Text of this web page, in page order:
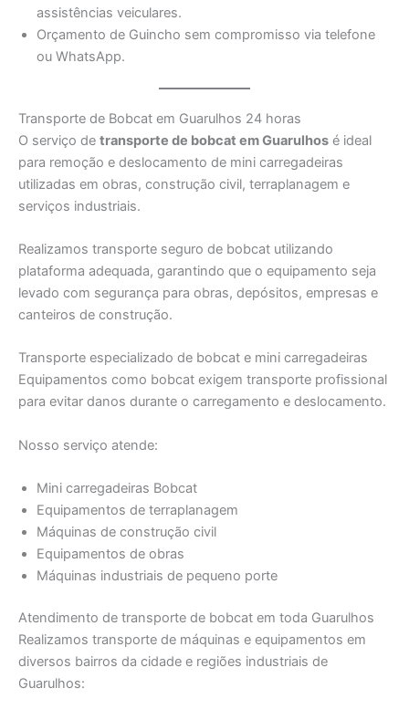
assistências veiculares.
Orçamento de Guincho sem compromisso via telefone
ou WhatsApp.
Transporte de Bobcat em Guarulhos 24 horas
O serviço de transporte de bobcat em Guarulhos é ideal
para remoção e deslocamento de mini carregadeiras
utilizadas em obras, construção civil, terraplanagem e
serviços industriais.
Realizamos transporte seguro de bobcat utilizando
plataforma adequada, garantindo que o equipamento seja
levado com segurança para obras, depósitos, empresas e
canteiros de construção.
Transporte especializado de bobcat e mini carregadeiras
Equipamentos como bobcat exigem transporte profissional
para evitar danos durante o carregamento e deslocamento.
Nosso serviço atende:
Mini carregadeiras Bobcat
Equipamentos de terraplanagem
Máquinas de construção civil
Equipamentos de obras
Máquinas industriais de pequeno porte
Atendimento de transporte de bobcat em toda Guarulhos
Realizamos transporte de máquinas e equipamentos em
diversos bairros da cidade e regiões industriais de
Guarulhos: